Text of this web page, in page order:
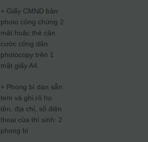
+ Giấy CMND bản
photo công chứng 2
mặt hoặc thẻ căn
cước công dân
photocopy trên 1
mặt giấy A4.
+ Phong bì dán sẵn
tem và ghi rõ họ
tên, địa chỉ, số điện
thoại của thí sinh: 2
phong bì